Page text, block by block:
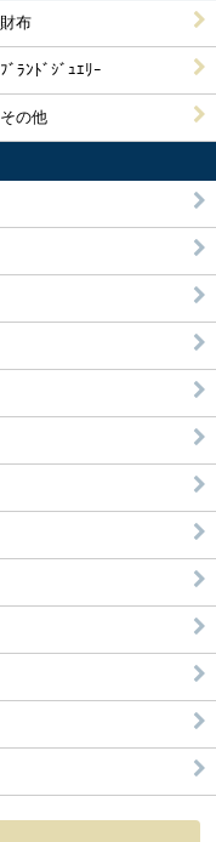
財布
ﾌﾞﾗﾝﾄﾞｼﾞｭｴﾘｰ
その他